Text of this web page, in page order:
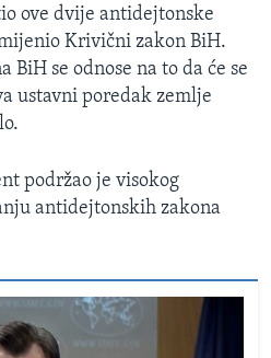
ove dvije antidejtonske
Krivični zakon BiH.
se odnose na to da će se
ustavni poredak zemlje
podržao je visokog
antidejtonskih zakona